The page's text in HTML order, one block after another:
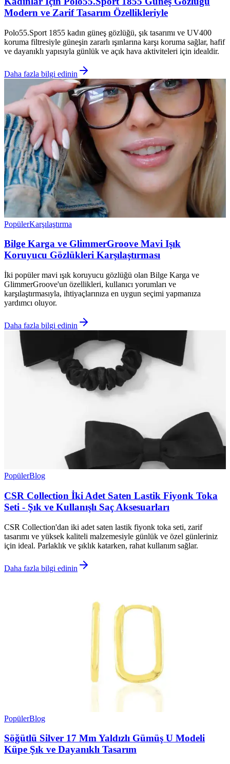
Modern ve Zarif Tasarım Özellikleriyle
Polo55.Sport 1855 kadın güneş gözlüğü, şık tasarımı ve UV400
koruma filtresiyle güneşin zararlı ışınlarına karşı koruma sağlar, hafif
ve dayanıklı yapısıyla günlük ve açık hava aktiviteleri için idealdir.
Daha fazla bilgi edinin
PopülerKarşılaştırma
Bilge Karga ve GlimmerGroove Mavi Işık
Koruyucu Gözlükleri Karşılaştırması
İki popüler mavi ışık koruyucu gözlüğü olan Bilge Karga ve
GlimmerGroove'un özellikleri, kullanıcı yorumları ve
karşılaştırmasıyla, ihtiyaçlarınıza en uygun seçimi yapmanıza
yardımcı oluyor.
Daha fazla bilgi edinin
PopülerBlog
CSR Collection İki Adet Saten Lastik Fiyonk Toka
Seti - Şık ve Kullanışlı Saç Aksesuarları
CSR Collection'dan iki adet saten lastik fiyonk toka seti, zarif
tasarımı ve yüksek kaliteli malzemesiyle günlük ve özel günleriniz
için ideal. Parlaklık ve şıklık katarken, rahat kullanım sağlar.
Daha fazla bilgi edinin
PopülerBlog
Söğütlü Silver 17 Mm Yaldızlı Gümüş U Modeli
Küpe Şık ve Dayanıklı Tasarım